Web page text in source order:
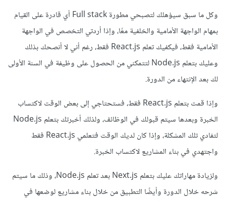
وكل ما سبق سيؤهلك لتصبحي مطورة Full stack أي قادرة على القيام
بمهام الواجهة الأمامية والخلفية معًا، وإذا أردتي التخصص في الواجهة
الأمامية فقط، فيكفيك تعلم React.js فقط، رغم أني لا أنصحك بذلك
وعليك بتعلم Node.js لتتمكني من الحصول على وظيفة في السنة الأولى
لك بعد الإنتهاء من الدورة.
وإذا قمت بتعلم React.js فقط، فستحتاجي إلى بعض الوقت لاكتساب
الخبرة وبعدها سيتم قبولك في الوظائف، ولذلك أخبرتك بتعلم Node.js
لتفادي تلك المشكلة، وإذا كان لديك الوقت فتعلمي React.js فقط
واجتهدي في بناء المشاريع لاكتساب الخبرة.
ولزيادة مهاراتك عليك بتعلم Next.js بعد تعلم Node.js، وذلك ما سيتم
شرحه خلال الدورة وأيضًا التطبيق من خلال بناء مشاريع لوضعها في